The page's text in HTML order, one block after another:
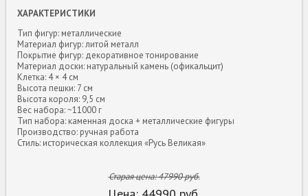
ХАРАКТЕРИСТИКИ
Тип фигур: металлические
Материал фигур: литой металл
Покрытие фигур: декоративное тонирование
Материал доски: натуральный камень (офикальцит)
Клетка: 4 × 4 см
Высота пешки: 7 см
Высота короля: 9,5 см
Вес набора: ~11000 г
Тип набора: каменная доска + металлические фигуры
Производство: ручная работа
Стиль: историческая коллекция «Русь Великая»
Старая цена:47990руб.